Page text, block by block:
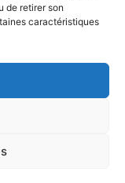
de retirer son
caractéristiques